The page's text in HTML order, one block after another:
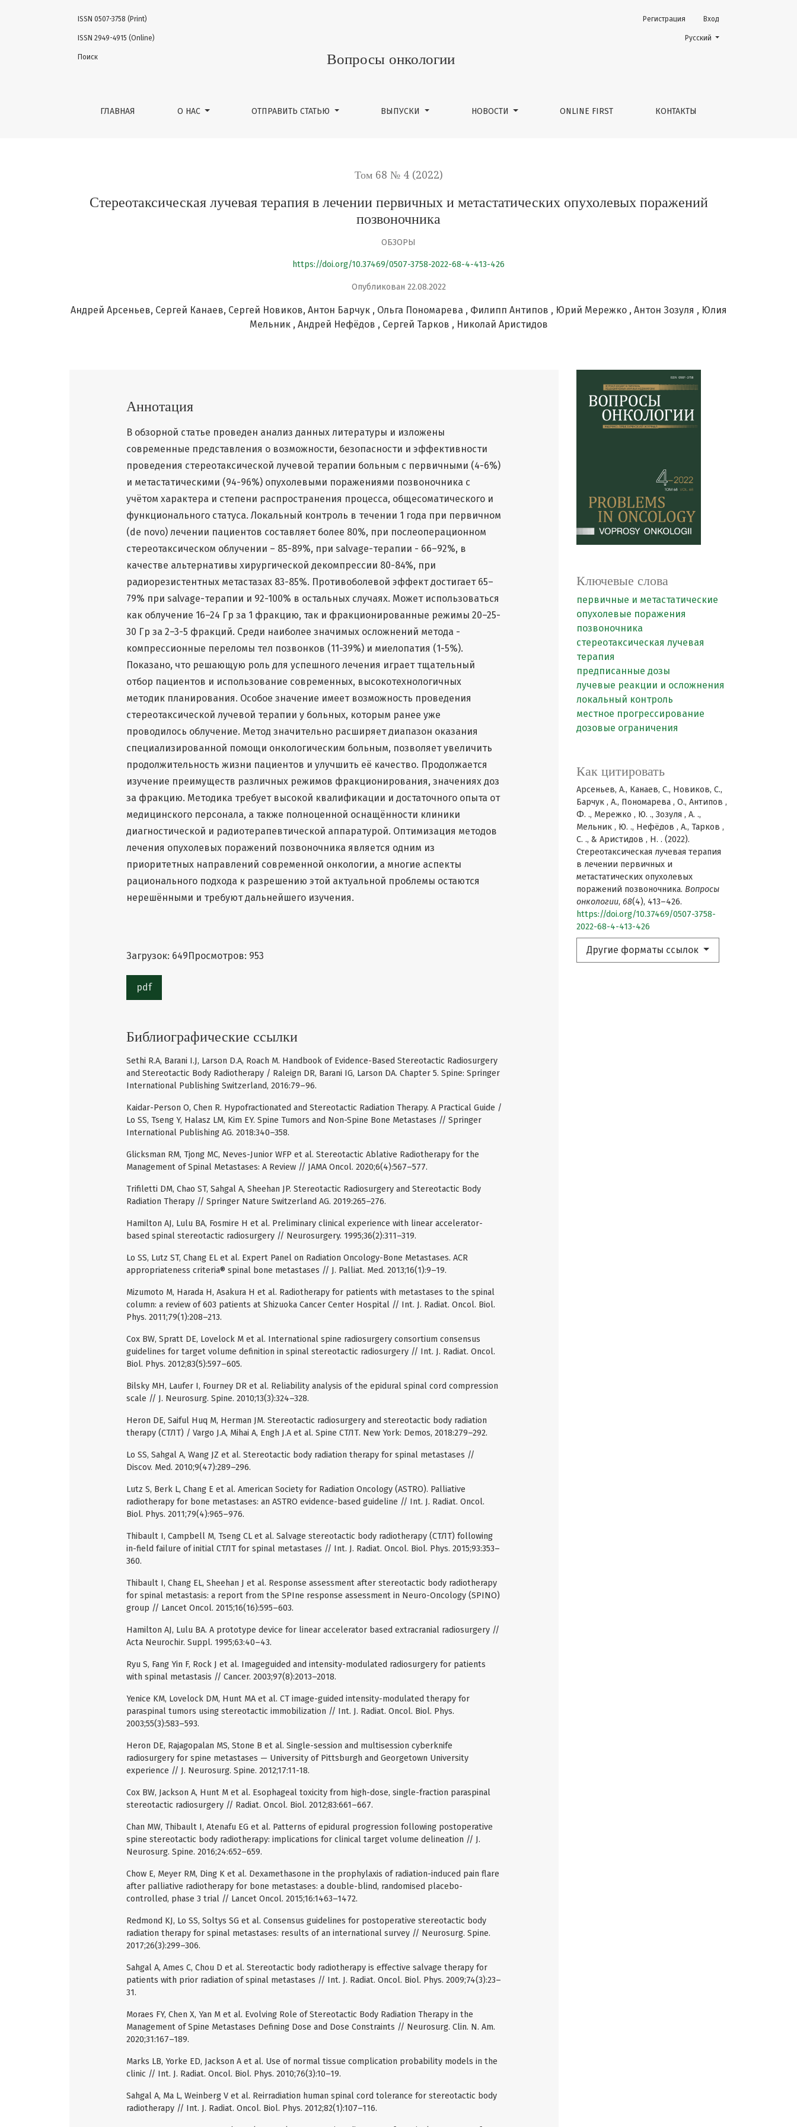
Стереотаксическая лучевая терапия в лечении первичных и метастатических опухолевых поражений позвоночника
Вопросы онкологии
ГЛАВНАЯ О НАС ОТПРАВИТЬ СТАТЬЮ ВЫПУСКИ НОВОСТИ ONLINE FIRST КОНТАКТЫ
Регистрация Вход
ISSN 0507-3758 (Print)
ISSN 2949-4915 (Online)
Поиск
Change the language. The
Русский
Том 68 № 4 (2022)
Стереотаксическая лучевая терапия в лечении первичных и метастатических опухолевых поражений
позвоночника
ОБЗОРЫ
https://doi.org/10.37469/0507-3758-2022-68-4-413-426
Опубликован 22.08.2022
Андрей Арсеньев Сергей Канаев Сергей Новиков Антон Барчук Ольга Пономарева Филипп Антипов Юрий Мережко Антон Зозуля
Юлия
Мельник
Андрей Нефёдов Сергей Тарков Николай Аристидов
Ключевые слова
первичные и метастатические
опухолевые поражения
позвоночника
стереотаксическая лучевая
терапия
предписанные дозы
лучевые реакции и осложнения
локальный контроль
местное прогрессирование
дозовые ограничения
Как цитировать
Арсеньев, А., Канаев, С., Новиков, С.,
Барчук , А., Пономарева , О., Антипов ,
Ф. ., Мережко , Ю. ., Зозуля , А. .,
Мельник , Ю. ., Нефёдов , А., Тарков ,
С. ., & Аристидов , Н. . (2022).
Стереотаксическая лучевая терапия
в лечении первичных и
метастатических опухолевых
поражений позвоночника. Вопросы
онкологии, 68(4), 413–426.
https://doi.org/10.37469/0507-3758-
2022-68-4-413-426
Другие форматы ссылок
Аннотация
В обзорной статье проведен анализ данных литературы и изложены
современные представления о возможности, безопасности и эффективности
проведения стереотаксической лучевой терапии больным с первичными (4-6%)
и метастатическими (94-96%) опухолевыми поражениями позвоночника с
учётом характера и степени распространения процесса, общесоматического и
функционального статуса. Локальный контроль в течении 1 года при первичном
(de novo) лечении пациентов составляет более 80%, при послеоперационном
стереотаксическом облучении – 85-89%, при salvage-терапии - 66–92%, в
качестве альтернативы хирургической декомпрессии 80-84%, при
радиорезистентных метастазах 83-85%. Противоболевой эффект достигает 65–
79% при salvage-терапии и 92-100% в остальных случаях. Может использоваться
как облучение 16–24 Гр за 1 фракцию, так и фракционированные режимы 20–25-
30 Гр за 2–3-5 фракций. Среди наиболее значимых осложнений метода -
компрессионные переломы тел позвонков (11-39%) и миелопатия (1-5%).
Показано, что решающую роль для успешного лечения играет тщательный
отбор пациентов и использование современных, высокотехнологичных
методик планирования. Особое значение имеет возможность проведения
стереотаксической лучевой терапии у больных, которым ранее уже
проводилось облучение. Метод значительно расширяет диапазон оказания
специализированной помощи онкологическим больным, позволяет увеличить
продолжительность жизни пациентов и улучшить её качество. Продолжается
изучение преимуществ различных режимов фракционирования, значениях доз
за фракцию. Методика требует высокой квалификации и достаточного опыта от
медицинского персонала, а также полноценной оснащённости клиники
диагностической и радиотерапевтической аппаратурой. Оптимизация методов
лечения опухолевых поражений позвоночника является одним из
приоритетных направлений современной онкологии, а многие аспекты
рационального подхода к разрешению этой актуальной проблемы остаются
нерешёнными и требуют дальнейшего изучения.
Загрузок: 649Просмотров: 953
pdf
Библиографические ссылки
Sethi R.A, Barani I.J, Larson D.A, Roach M. Handbook of Evidence-Based Stereotactic Radiosurgery
and Stereotactic Body Radiotherapy / Raleign DR, Barani IG, Larson DA. Chapter 5. Spine: Springer
International Publishing Switzerland, 2016:79–96.
Kaidar-Person О, Chen R. Hypofractionated and Stereotactic Radiation Therapy. A Practical Guide /
Lo SS, Tseng Y, Halasz LM, Kim EY. Spine Tumors and Non-Spine Bone Metastases // Springer
International Publishing AG. 2018:340–358.
Glicksman RM, Tjong MC, Neves-Junior WFP et al. Stereotactic Ablative Radiotherapy for the
Management of Spinal Metastases: A Review // JAMA Oncol. 2020;6(4):567–577.
Trifiletti DM, Chao ST, Sahgal A, Sheehan JP. Stereotactic Radiosurgery and Stereotactic Body
Radiation Therapy // Springer Nature Switzerland AG. 2019:265–276.
Hamilton AJ, Lulu BA, Fosmire H et al. Preliminary clinical experience with linear accelerator-
based spinal stereotactic radiosurgery // Neurosurgery. 1995;36(2):311–319.
Lo SS, Lutz ST, Chang EL et al. Expert Panel on Radiation Oncology-Bone Metastases. ACR
appropriateness criteria® spinal bone metastases // J. Palliat. Med. 2013;16(1):9–19.
Mizumoto M, Harada H, Asakura H et al. Radiotherapy for patients with metastases to the spinal
column: a review of 603 patients at Shizuoka Cancer Center Hospital // Int. J. Radiat. Oncol. Biol.
Phys. 2011;79(1):208–213.
Cox BW, Spratt DE, Lovelock M et al. International spine radiosurgery consortium consensus
guidelines for target volume definition in spinal stereotactic radiosurgery // Int. J. Radiat. Oncol.
Biol. Phys. 2012;83(5):597–605.
Bilsky MH, Laufer I, Fourney DR et al. Reliability analysis of the epidural spinal cord compression
scale // J. Neurosurg. Spine. 2010;13(3):324–328.
Heron DE, Saiful Huq M, Herman JM. Stereotactic radiosurgery and stereotactic body radiation
therapy (СТЛТ) / Vargo J.A, Mihai А, Engh J.A et al. Spine СТЛТ. New York: Demos, 2018:279–292.
Lo SS, Sahgal A, Wang JZ et al. Stereotactic body radiation therapy for spinal metastases //
Discov. Med. 2010;9(47):289–296.
Lutz S, Berk L, Chang E et al. American Society for Radiation Oncology (ASTRO). Palliative
radiotherapy for bone metastases: an ASTRO evidence-based guideline // Int. J. Radiat. Oncol.
Biol. Phys. 2011;79(4):965–976.
Thibault I, Campbell M, Tseng CL et al. Salvage stereotactic body radiotherapy (СТЛТ) following
in-field failure of initial СТЛТ for spinal metastases // Int. J. Radiat. Oncol. Biol. Phys. 2015;93:353–
360.
Thibault I, Chang EL, Sheehan J et al. Response assessment after stereotactic body radiotherapy
for spinal metastasis: a report from the SPIne response assessment in Neuro-Oncology (SPINO)
group // Lancet Oncol. 2015;16(16):595–603.
Hamilton AJ, Lulu BA. A prototype device for linear accelerator based extracranial radiosurgery //
Acta Neurochir. Suppl. 1995;63:40–43.
Ryu S, Fang Yin F, Rock J et al. Imageguided and intensity-modulated radiosurgery for patients
with spinal metastasis // Cancer. 2003;97(8):2013–2018.
Yenice KM, Lovelock DM, Hunt MA et al. CT image-guided intensity-modulated therapy for
paraspinal tumors using stereotactic immobilization // Int. J. Radiat. Oncol. Biol. Phys.
2003;55(3):583–593.
Heron DE, Rajagopalan MS, Stone B et al. Single-session and multisession cyberknife
radiosurgery for spine metastases — University of Pittsburgh and Georgetown University
experience // J. Neurosurg. Spine. 2012;17:11-18.
Cox BW, Jackson A, Hunt M et al. Esophageal toxicity from high-dose, single-fraction paraspinal
stereotactic radiosurgery // Radiat. Oncol. Biol. 2012;83:661–667.
Chan MW, Thibault I, Atenafu EG et al. Patterns of epidural progression following postoperative
spine stereotactic body radiotherapy: implications for clinical target volume delineation // J.
Neurosurg. Spine. 2016;24:652–659.
Chow E, Meyer RM, Ding K et al. Dexamethasone in the prophylaxis of radiation-induced pain flare
after palliative radiotherapy for bone metastases: a double-blind, randomised placebo-
controlled, phase 3 trial // Lancet Oncol. 2015;16:1463–1472.
Redmond KJ, Lo SS, Soltys SG et al. Consensus guidelines for postoperative stereotactic body
radiation therapy for spinal metastases: results of an international survey // Neurosurg. Spine.
2017;26(3):299–306.
Sahgal A, Ames C, Chou D et al. Stereotactic body radiotherapy is effective salvage therapy for
patients with prior radiation of spinal metastases // Int. J. Radiat. Oncol. Biol. Phys. 2009;74(3):23–
31.
Moraes FY, Chen X, Yan М et al. Evolving Role of Stereotactic Body Radiation Therapy in the
Management of Spine Metastases Defining Dose and Dose Constraints // Neurosurg. Clin. N. Am.
2020;31:167–189.
Marks LB, Yorke ED, Jackson A et al. Use of normal tissue complication probability models in the
clinic // Int. J. Radiat. Oncol. Biol. Phys. 2010;76(3):10–19.
Sahgal A, Ma L, Weinberg V et al. Reirradiation human spinal cord tolerance for stereotactic body
radiotherapy // Int. J. Radiat. Oncol. Biol. Phys. 2012;82(1):107–116.